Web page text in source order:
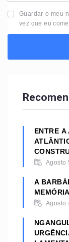
Guardar o meu
vez que eu
ENTRE
Agosto
A
Agosto